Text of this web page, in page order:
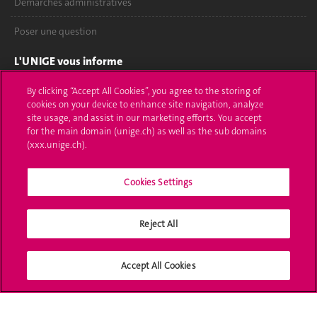
Poser une question
L'UNIGE vous informe
UNIGE Mobile
Médias
Offres d'emploi
Calendrier académique
Médias sociaux UNIGE
By clicking “Accept All Cookies”, you agree to the storing of
cookies on your device to enhance site navigation, analyze
site usage, and assist in our marketing efforts. You accept
for the main domain (unige.ch) as well as the sub domains
(xxx.unige.ch).
Cookies Settings
Reject All
Accept All Cookies